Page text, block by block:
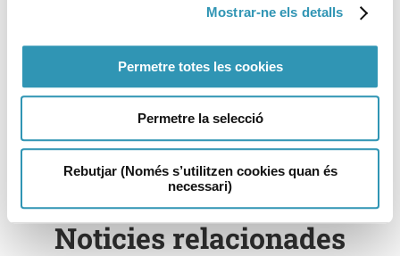
Mostrar-ne els detalls
Permetre totes les cookies
Permetre la selecció
Rebutjar (Només s’utilitzen cookies quan és
necessari)
Noticies relacionades